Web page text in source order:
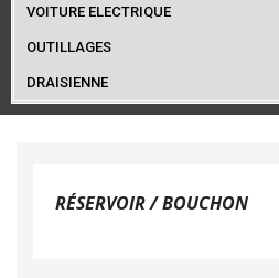
VOITURE ELECTRIQUE
OUTILLAGES
DRAISIENNE
RÉSERVOIR / BOUCHON